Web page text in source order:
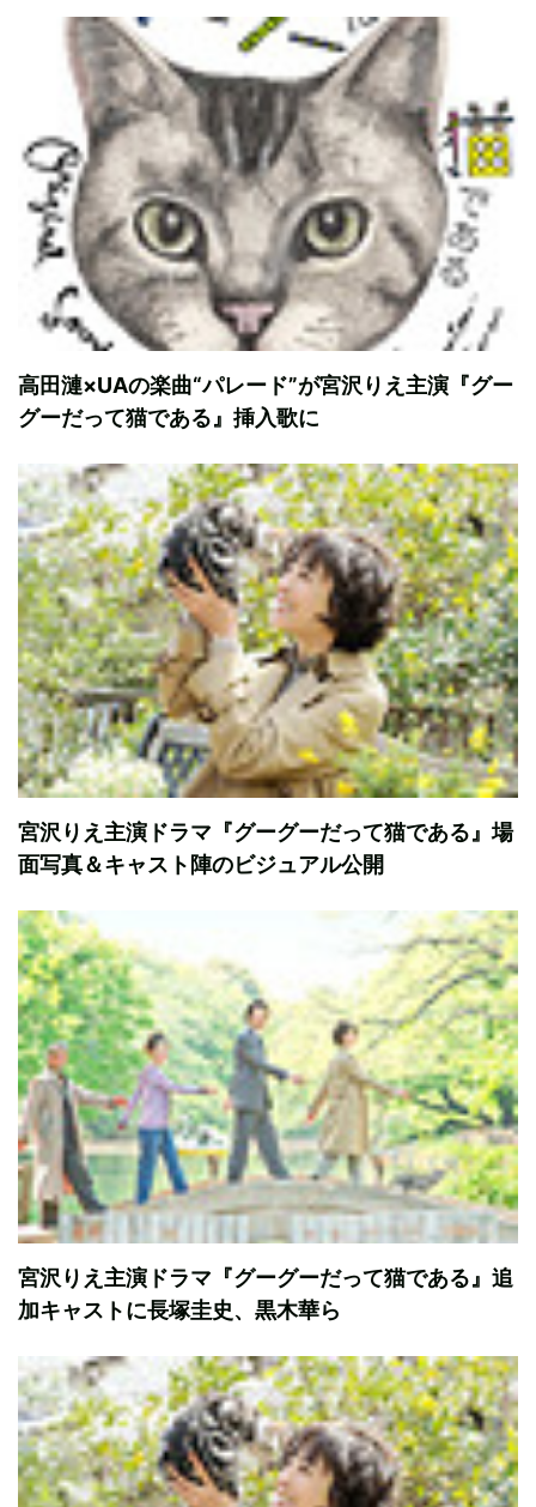
高田漣×UAの楽曲“パレード”が宮沢りえ主演『グー
グーだって猫である』挿入歌に
宮沢りえ主演ドラマ『グーグーだって猫である』場
面写真＆キャスト陣のビジュアル公開
宮沢りえ主演ドラマ『グーグーだって猫である』追
加キャストに長塚圭史、黒木華ら